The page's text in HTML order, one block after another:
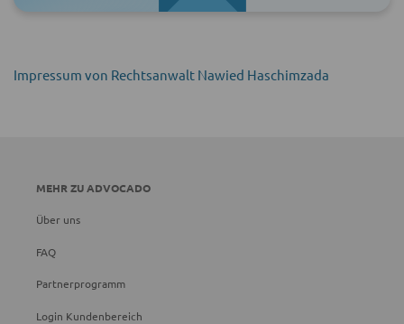
Impressum von Rechtsanwalt Nawied Haschimzada
MEHR ZU ADVOCADO
Über uns
FAQ
Partnerprogramm
Login Kundenbereich